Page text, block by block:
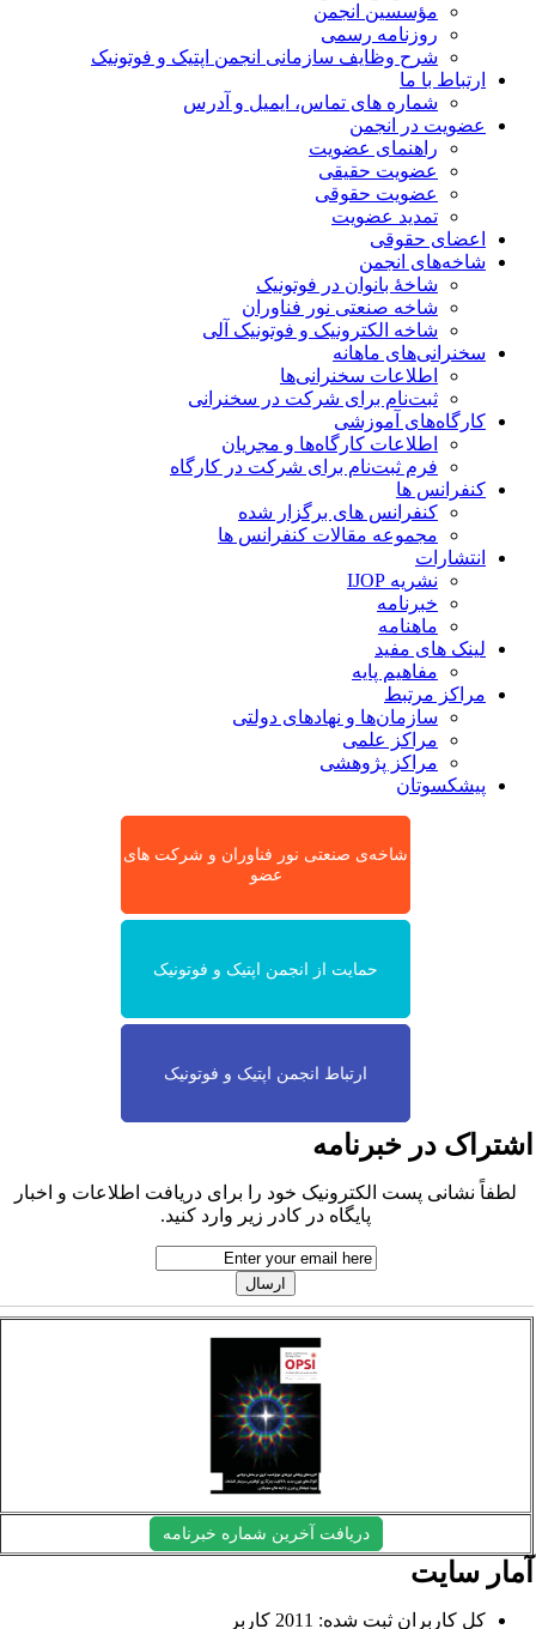
مؤسسین انجمن
روزنامه رسمی
شرح وظایف سازمانی انجمن اپتیک و فوتونیک
ارتباط با ما
شماره های تماس، ایمیل و آدرس
عضویت در انجمن
راهنمای عضویت
عضویت حقیقی
عضویت حقوقی
تمدید عضویت
اعضای حقوقی
شاخه‌های انجمن
شاخۀ بانوان در فوتونیک
شاخه صنعتی نور فناوران
شاخه‌ الکترونیک و فوتونیک آلی
سخنرانی‌های ماهانه
اطلاعات سخنرانی‌‌ها
ثبت‌نام برای شرکت در سخنرانی
کارگاه‌های آموزشی
اطلاعات کارگاه‌ها و مجریان
فرم ثبت‌نام برای شرکت در کارگاه
کنفرانس ها
کنفرانس های برگزار شده
مجموعه مقالات کنفرانس ها
انتشارات
نشریه IJOP
خبرنامه
ماهنامه
لینک های مفید
مفاهیم پایه
مراکز مرتبط
سازمان‌ها و نهادهای دولتی
مراکز علمی
مراکز پژوهشی
پیشکسوتان
شاخه‌ی صنعتی نور فناوران و شرکت های
عضو
حمایت از انجمن اپتیک و فوتونیک
ارتباط انجمن اپتیک و فوتونیک
در خبرنامه
لطفاً نشانی پست الکترونیک خود را برای دریافت اطلاعات و اخبار
پایگاه در کادر زیر وارد کنید.
دریافت آخرین شماره خبرنامه
سایت
کل کاربران ثبت شده: 2011 کاربر